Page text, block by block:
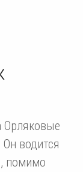
Орляковые
водится
помимо